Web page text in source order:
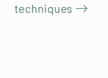
techniques